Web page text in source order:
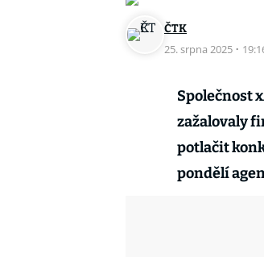
ČTK
25. srpna 2025 ·
Společnost
zažalovaly
potlačit
pondělí